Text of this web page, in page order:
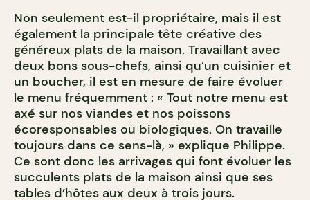
Non seulement est-il propriétaire, mais il est
également la principale tête créative des
généreux plats de la maison. Travaillant avec
deux bons sous-chefs, ainsi qu’un cuisinier et
un boucher, il est en mesure de faire évoluer
le menu fréquemment : « Tout notre menu est
axé sur nos viandes et nos poissons
écoresponsables ou biologiques. On travaille
toujours dans ce sens-là, » explique Philippe.
Ce sont donc les arrivages qui font évoluer les
succulents plats de la maison ainsi que ses
tables d’hôtes aux deux à trois jours.